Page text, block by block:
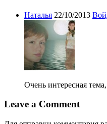
Наталья 22/10/2013
Очень интересная
Leave a Comment